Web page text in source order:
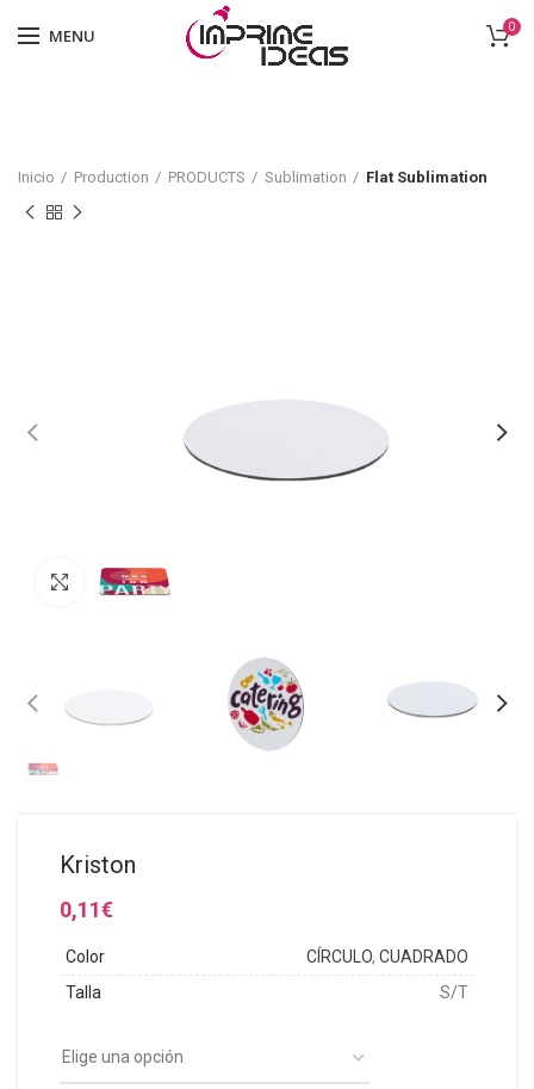
MENU 0
Inicio Production PRODUCTS Sublimation Flat Sublimation
Click to enlarge
Kriston
0,11€
Color CÍRCULO, CUADRADO
Talla
S/T